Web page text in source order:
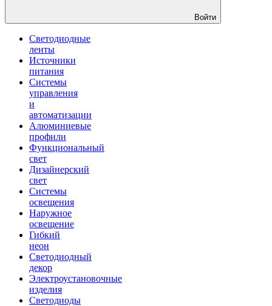
Войти
Светодиодные
ленты
Источники
питания
Системы
управления
и
автоматизации
Алюминиевые
профили
Функциональный
свет
Дизайнерский
свет
Системы
освещения
Наружное
освещение
Гибкий
неон
Светодиодный
декор
Электроустановочные
изделия
Светодиоды